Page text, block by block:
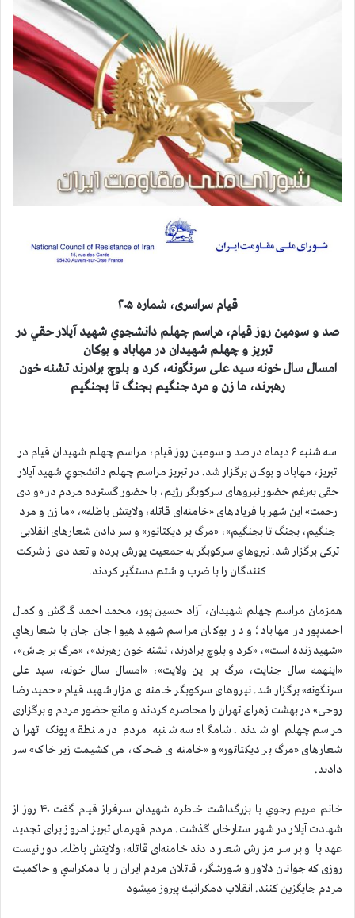
قيام سراسری، شماره ۲۰۵
صد و سومین روز قیام، مراسم چهلم دانشجوي شهید آيلار حقي در
تبریز و چهلم شهيدان در مهاباد و بوكان
امسال سال خونه سید علی سرنگونه، کرد و بلوچ برادرند تشنه خون
رهبرند، ما زن و مرد جنگیم بجنگ تا بجنگیم
سه شنبه ۶ دیماه در صد و سومین روز قیام، مراسم چهلم شهیدان قیام در
تبریز، مهاباد و بوکان برگزار شد. در تبریز مراسم چهلم دانشجوي شهید آیلار
حقی به‌رغم حضور نیروهای سرکوبگر رژیم، با حضور گسترده مردم در «وادی
رحمت» این شهر با فریادهای «خامنه‌ای قاتله، ولایتش باطله»،«ما زن و مرد
جنگیم، بجنگ تا بجنگیم»، «مرگ بر دیکتاتور» و سر دادن شعارهای انقلابی
ترکی برگزار شد. نيروهاي سركوبگر به جمعيت يورش برده و تعدادی از شرکت
کنندگان را با ضرب و شتم دستگیر کردند.
همزمان مراسم چهلم شهيدان، آزاد حسین پور، محمد احمد گاگش و کمال
احمدپور در مهاباد؛ و در بوكان مراسم شهيد هيوا جان جان با شعارهاي
«شهید زنده است»، «کرد و بلوچ برادرند، تشنه خون رهبرند»، «مرگ بر جاش»،
«اینهمه سال جنایت، مرگ بر این ولایت»، «امسال سال خونه، سید علی
سرنگونه» برگزار شد. نیروهای سرکوبگر خامنه‌ای مزار شهید قیام «حمید رضا
روحی» در بهشت زهرای تهران را محاصره کردند و مانع حضور مردم و برگزاری
مراسم چهلم او شدند. شامگاه سه شنبه مردم در منطقه پونک تهران
شعارهای «مرگ بر دیکتاتور» و «خامنه‌ای ضحاک، می کشیمت زیر خاک» سر
دادند.
خانم مريم رجوي با بزرگداشت خاطره شهيدان سرفراز قيام گفت ۴۰ روز از
شهادت آیلار در شهر ستارخان گذشت. مردم قهرمان تبريز امروز برای تجدید
عهد با او بر سر مزارش شعار دادند خامنه‌ای قاتله، ولایتش باطله. دور نیست
روزی که جوانان دلاور و شورشگر، قاتلان مردم ايران را با دمكراسي و حاكميت
مردم جايگزين كنند. انقلاب دمكراتيك پيروز ميشود